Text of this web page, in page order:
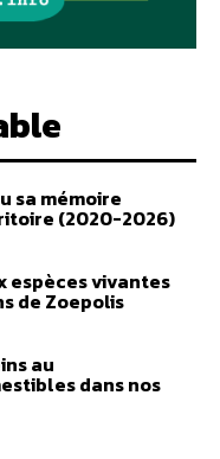
sa mémoire
(2020-2026)
espèces vivantes
de Zoepolis
au
dans nos